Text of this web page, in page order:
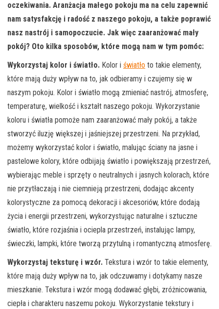
oczekiwania. Aranżacja małego pokoju ma na celu zapewnić
nam satysfakcję i radość z naszego pokoju, a także poprawić
nasz nastrój i samopoczucie. Jak więc zaaranżować mały
pokój? Oto kilka sposobów, które mogą nam w tym pomóc:
Wykorzystaj kolor i światło. Kolor i światło to takie elementy,
które mają duży wpływ na to, jak odbieramy i czujemy się w
naszym pokoju. Kolor i światło mogą zmieniać nastrój, atmosferę,
temperaturę, wielkość i kształt naszego pokoju. Wykorzystanie
koloru i światła pomoże nam zaaranżować mały pokój, a także
stworzyć iluzję większej i jaśniejszej przestrzeni. Na przykład,
możemy wykorzystać kolor i światło, malując ściany na jasne i
pastelowe kolory, które odbijają światło i powiększają przestrzeń,
wybierając meble i sprzęty o neutralnych i jasnych kolorach, które
nie przytłaczają i nie ciemnieją przestrzeni, dodając akcenty
kolorystyczne za pomocą dekoracji i akcesoriów, które dodają
życia i energii przestrzeni, wykorzystując naturalne i sztuczne
światło, które rozjaśnia i ociepla przestrzeń, instalując lampy,
świeczki, lampki, które tworzą przytulną i romantyczną atmosferę.
Wykorzystaj teksturę i wzór. Tekstura i wzór to takie elementy,
które mają duży wpływ na to, jak odczuwamy i dotykamy nasze
mieszkanie. Tekstura i wzór mogą dodawać głębi, zróżnicowania,
ciepła i charakteru naszemu pokoju. Wykorzystanie tekstury i